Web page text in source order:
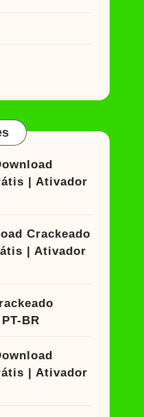
| Ativador
Crackeado
| Ativador
BR
| Ativador